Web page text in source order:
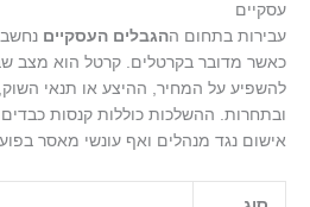
עסקיים
עבירות בתחום ההגבלים העסקיים
כאשר מדובר בקרטלים. קרטל הוא מצב
להשפיע על המחיר, ההיצע או תנאי
ובתחרות. ההשלכות כוללות קנסות כבדים
אישום נגד מנהלים ואף עונשי מאסר